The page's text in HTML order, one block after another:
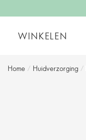
WINKELEN
Home / Huidverzorging /